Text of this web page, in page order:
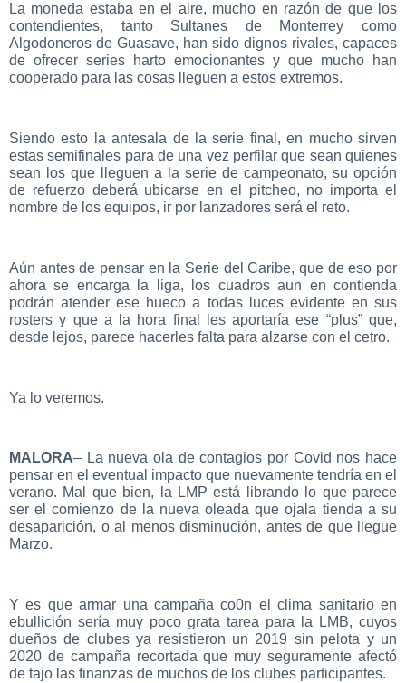
La moneda estaba en el aire, mucho en razón de que los
contendientes, tanto Sultanes de Monterrey como
Algodoneros de Guasave, han sido dignos rivales, capaces
de ofrecer series harto emocionantes y que mucho han
cooperado para las cosas lleguen a estos extremos.
Siendo esto la antesala de la serie final, en mucho sirven
estas semifinales para de una vez perfilar que sean quienes
sean los que lleguen a la serie de campeonato, su opción
de refuerzo deberá ubicarse en el pitcheo, no importa el
nombre de los equipos, ir por lanzadores será el reto.
Aún antes de pensar en la Serie del Caribe, que de eso por
ahora se encarga la liga, los cuadros aun en contienda
podrán atender ese hueco a todas luces evidente en sus
rosters y que a la hora final les aportaría ese “plus” que,
desde lejos, parece hacerles falta para alzarse con el cetro.
Ya lo veremos.
MALORA– La nueva ola de contagios por Covid nos hace
pensar en el eventual impacto que nuevamente tendría en el
verano. Mal que bien, la LMP está librando lo que parece
ser el comienzo de la nueva oleada que ojala tienda a su
desaparición, o al menos disminución, antes de que llegue
Marzo.
Y es que armar una campaña co0n el clima sanitario en
ebullición sería muy poco grata tarea para la LMB, cuyos
dueños de clubes ya resistieron un 2019 sin pelota y un
2020 de campaña recortada que muy seguramente afectó
de tajo las finanzas de muchos de los clubes participantes.